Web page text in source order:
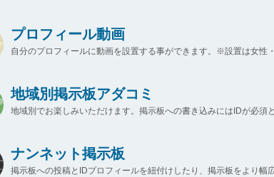
プロフィール動画
自分のプロフィールに動画を設置する事ができます。※設置は女性
地域別掲示板アダコミ
地域別でお楽しみいただけます。掲示板への書き込みにはIDが必須
ナンネット掲示板
掲示板への投稿とIDプロフィールを紐付けしたり、掲示板をより幅